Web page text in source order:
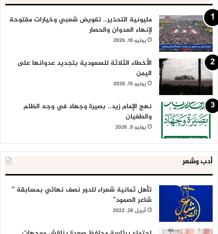
مليونية التحذير.. تفويض شعبي وخيارات مفتوحة
لإنهاء العدوان والحصار
يوليو 18, 2026
الأخطاء الثلاثة للسعودية بتجديد عدوانها على
اليمن
يوليو 15, 2026
نهج الإمام زيد.. بصيرة وجهاد في وجه الظلم
والطغيان
يوليو 9, 2026
أدب وشعر
تأهل ثمانية شعراء للدور نصف نهائي بمسابقة ”
شاعر الصمود”
أبريل 26, 2022